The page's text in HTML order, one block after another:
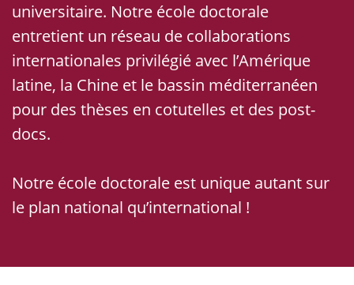
universitaire. Notre école doctorale
entretient un réseau de collaborations
internationales privilégié avec l’Amérique
latine, la Chine et le bassin méditerranéen
pour des thèses en cotutelles et des post-
docs.
Notre école doctorale est unique autant sur
le plan national qu’international !